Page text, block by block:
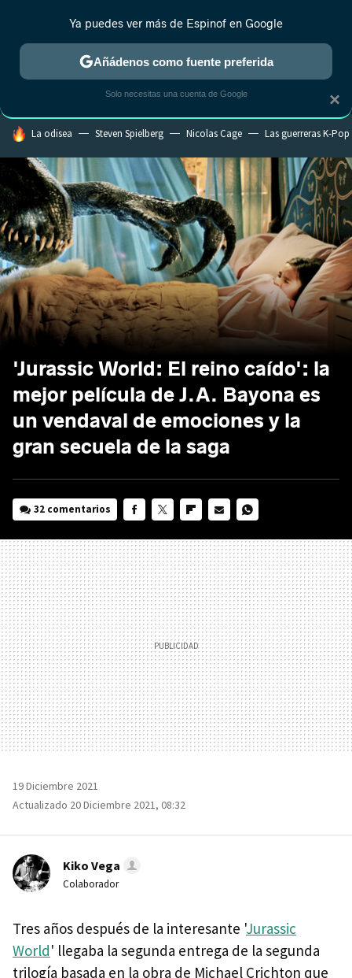
MENÚ NUEVO
ESTRENOS REALITY ANIME RANKINGS CINE
HOY SE HABLA DE
La odisea Steven Spielberg Nicolas Cage Las guerreras K-Pop
'Jurassic World: El reino caído': la
mejor película de J.A. Bayona es
un vendaval de emociones y la
gran secuela de la saga
32 comentarios
MAIL
19 Diciembre 2021
Actualizado 20 Diciembre 2021, 08:32
Kiko Vega
Colaborador
Tres años después de la interesante 'Jurassic
World' llegaba la segunda entrega de la segunda
trilogía basada en la obra de Michael Crichton que
×
Ya puedes ver más de Espinof en Google
Añádenos como fuente preferida
Solo necesitas una cuenta de Google